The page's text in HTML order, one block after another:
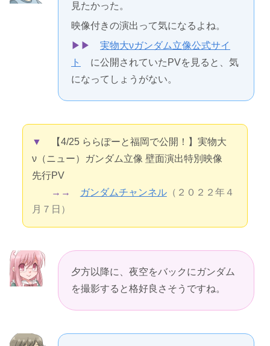
見たかった。
映像付きの演出って気になるよね。
▶︎▶︎
実物大νガンダム立像公式サイ
ト
に公開されていたPVを見ると、気
になってしょうがない。
▼
【4/25 ららぽーと福岡で公開！】実物大
ν（ニュー）ガンダム立像 壁面演出特別映像
先行PV
→→
ガンダムチャンネル（２０２２年４
月７日）
夕方以降に、夜空をバックにガンダム
を撮影すると格好良さそうですね。